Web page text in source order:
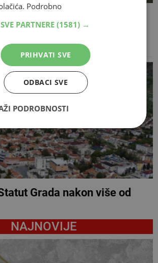
počinje
za petogodišnji
koncesije
Grada nakon više od
NAJNOVIJE
Podrobno
PARTNERE (1581) →
PRIHVATI SVE
ODBACI SVE
PODROBNOSTI